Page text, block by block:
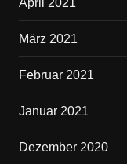
April 2021
März 2021
Februar 2021
Januar 2021
Dezember 2020